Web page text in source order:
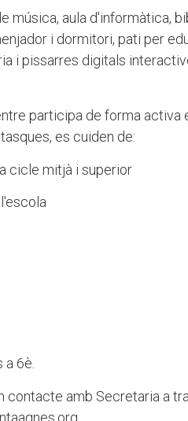
música, aula d'informàtica,
i dormitori, pati per
i pissarres digitals
participa de forma activa
es cuiden de:
cicle mitjà i superior
6è.
contacte amb Secretaria a